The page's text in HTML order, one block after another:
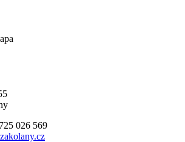
026 569